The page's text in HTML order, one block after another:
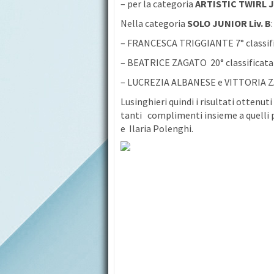
– per la categoria ARTISTIC TWIRL
Nella categoria SOLO JUNIOR Liv. B:
– FRANCESCA TRIGGIANTE 7°
– BEATRICE ZAGATO 20° classificata
– LUCREZIA ALBANESE e
Lusinghieri quindi i risultati
tanti complimenti insieme a quelli
e Ilaria Polenghi.